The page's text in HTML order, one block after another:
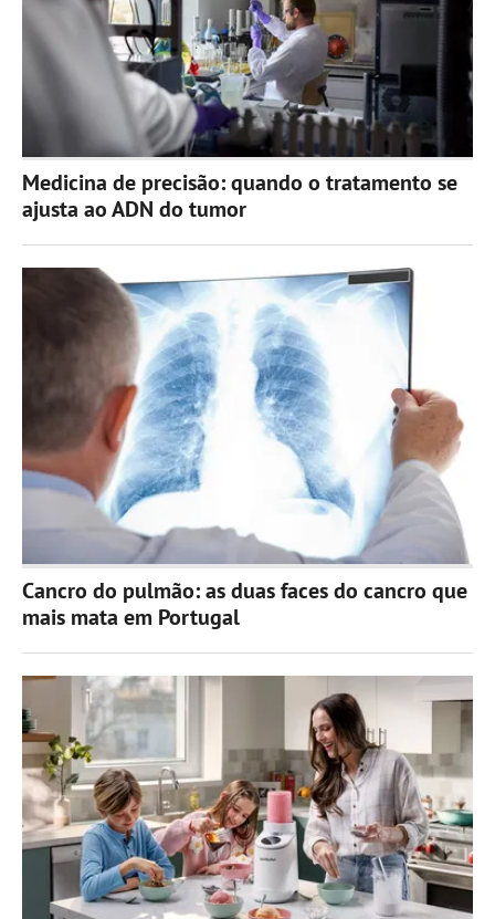
Medicina de precisão: quando o tratamento se
ajusta ao ADN do tumor
Cancro do pulmão: as duas faces do cancro que
mais mata em Portugal